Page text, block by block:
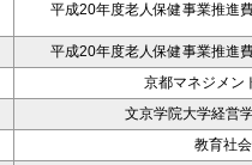
平成20年度老人保健事業推進
平成20年度老人保健事業推進
京都マネジメ
文京学院大学経営
教育社